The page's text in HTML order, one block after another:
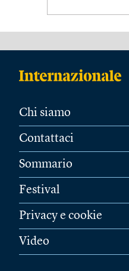
Chi siamo
Contattaci
Sommario
Festival
Privacy e cookie
Video